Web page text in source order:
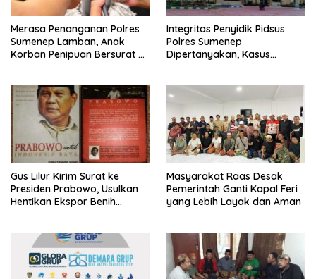
Merasa Penanganan Polres
Sumenep Lamban, Anak
Korban Penipuan Bersurat ke
Integritas Penyidik Pidsus
Polres Sumenep
Dipertanyakan, Kasus
Kepastian
Gus Lilur Kirim Surat ke
Presiden Prabowo, Usulkan
Hentikan Ekspor Benih
Masyarakat Raas Desak
Pemerintah Ganti Kapal Feri
yang Lebih Layak dan Aman